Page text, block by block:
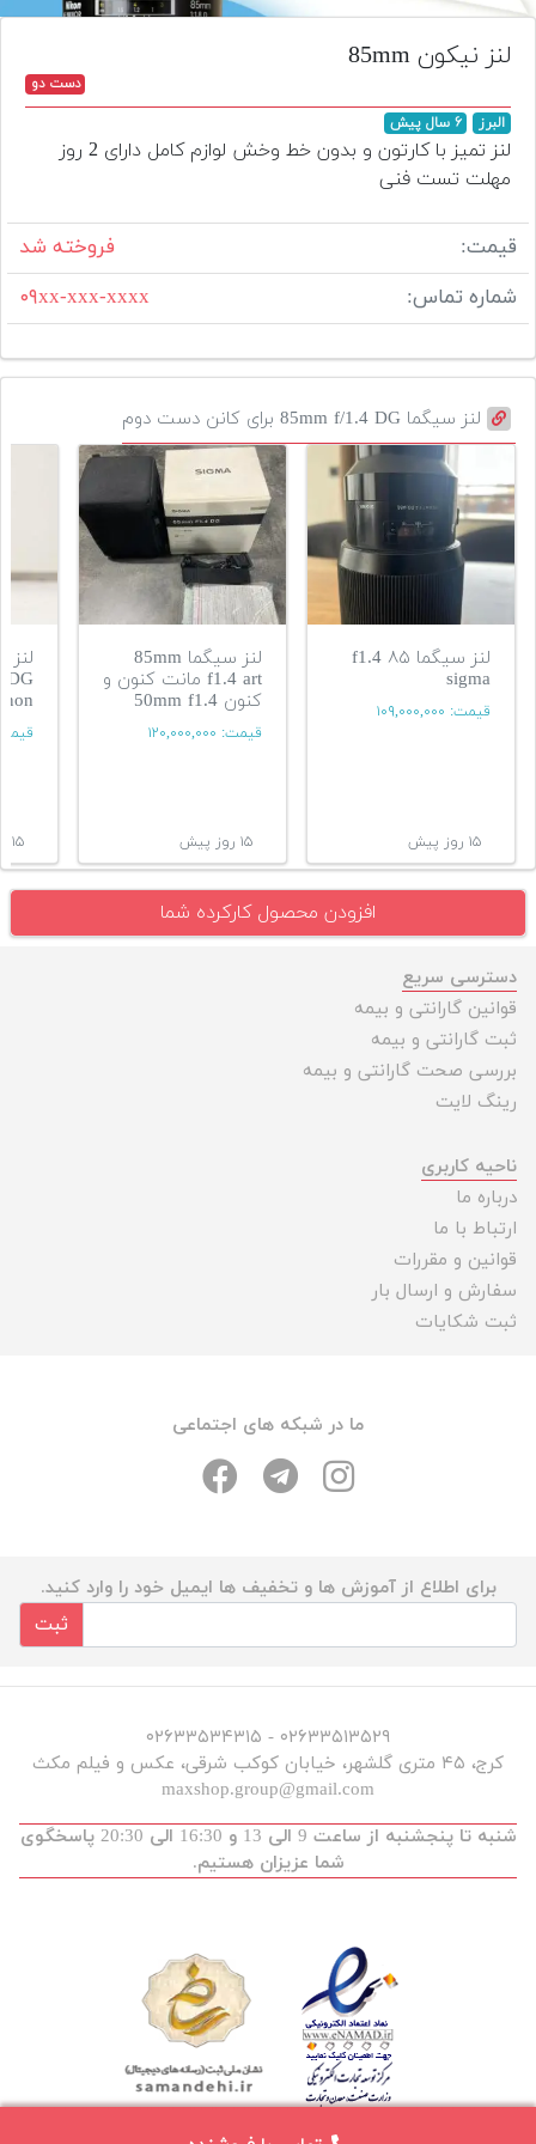
تجهیزات
مکث
افزودن
محصول
دست
دوم
لیست
قیمت
دوربین
بله
لنز نیکون 85mm
دست دو
البرز ۶ سال پیش
لنز تمیز با کارتون و بدون خط وخش لوازم کامل دارای 2 روز
مهلت تست فنی
قیمت:
فروخته شد
شماره تماس:
۰۹xx-xxx-xxxx
لنز سیگما 85mm f/1.4 DG برای کانن دست دوم
لنز سیگما ۸۵ f1.4
sigma
قیمت: ۱۰۹,۰۰۰,۰۰۰
۱۵ روز پیش
لنز سیگما 85mm
f1.4 art مانت کنون و
کنون 50mm f1.4
قیمت: ۱۲۰,۰۰۰,۰۰۰
۱۵ روز پیش
DG
۱۵ روز پیش
افزودن محصول کارکرده شما
دسترسی سریع
قوانین گارانتی و بیمه
ثبت گارانتی و بیمه
بررسی صحت گارانتی و بیمه
رینگ لایت
ناحیه کاربری
درباره ما
ارتباط با ما
قوانین و مقررات
سفارش و ارسال بار
ثبت شکایات
ما در شبکه های اجتماعی
برای اطلاع از آموزش ها و تخفیف ها ایمیل خود را وارد کنید.
ثبت
۰۲۶۳۳۵۱۳۵۲۹ - ۰۲۶۳۳۵۳۴۳۱۵
کرج، ۴۵ متری گلشهر، خیابان کوکب شرقی، عکس و فیلم مکث
maxshop.group@gmail.com
شنبه تا پنجشنبه از ساعت 9 الی 13 و 16:30 الی 20:30 پاسخگوی
شما عزیزان هستیم.